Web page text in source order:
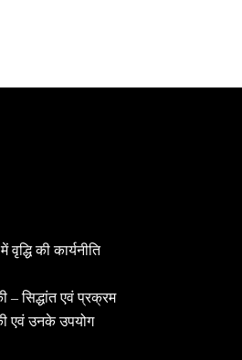
वृद्धि की कार्यनीति
– सिद्धांत एवं प्रक्रम
एवं उनके उपयोग